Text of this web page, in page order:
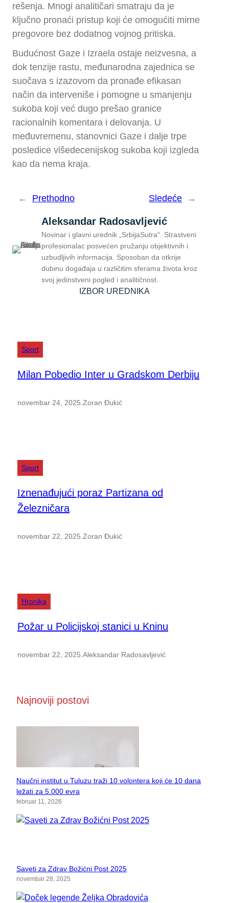
rešenja. Mnogi analitičari smatraju da je
ključno pronaći pristup koji će omogućiti mirne
pregovore bez dodatnog vojnog pritiska.
Budućnost Gaze i Izraela ostaje neizvesna, a
dok tenzije rastu, međunarodna zajednica se
suočava s izazovom da pronađe efikasan
način da interveniše i pomogne u smanjenju
sukoba koji već dugo prešao granice
racionalnih komentara i delovanja. U
međuvremenu, stanovnici Gaze i dalje trpe
posledice višedecenijskog sukoba koji izgleda
kao da nema kraja.
← Prethodno Sledeće →
Aleksandar Radosavljević
Novinar i glavni urednik „SrbijaSutra“. Strastveni
profesionalac posvećen pružanju objektivnih i
uzbudljivih informacija. Sposoban da otkrije
dubinu događaja u različitim sferama života kroz
svoj jedinstveni pogled i analitičnost.
IZBOR UREDNIKA
Sport
Milan Pobedio Inter u Gradskom Derbiju
novembar 24, 2025 Zoran Đukić
Sport
Iznenađujući poraz Partizana od
Železničara
novembar 22, 2025 Zoran Đukić
Hronika
Požar u Policijskoj stanici u Kninu
novembar 22, 2025 Aleksandar Radosavljević
Najnoviji postovi
Naučni institut u Tuluzu traži 10 volontera koji će 10 dana
ležati za 5.000 evra
februar 11, 2026
Saveti za Zdrav Božićni Post 2025
novembar 28, 2025